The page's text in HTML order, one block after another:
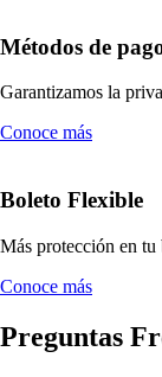
Métodos de
Garantizamos la
Conoce más
Boleto Flexible
Más protección en
Conoce más
Preguntas